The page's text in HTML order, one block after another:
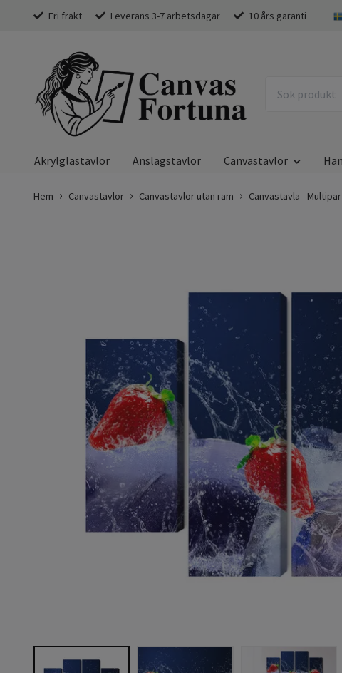
Fri frakt Leverans 3-7 arbetsdagar 10 års garanti
Akrylglastavlor Anslagstavlor Canvastavlor
Hem Canvastavlor Canvastavlor utan ram Canvastavla -